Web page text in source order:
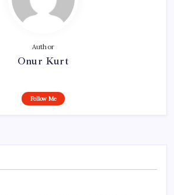
Author
Onur Kurt
Follow Me